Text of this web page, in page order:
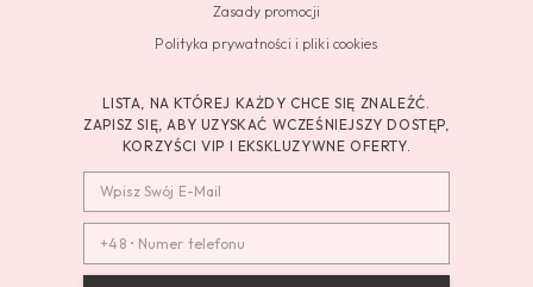
Zasady promocji
Polityka prywatności i pliki cookies
LISTA, NA KTÓREJ KAŻDY CHCE SIĘ ZNALEŹĆ.
ZAPISZ SIĘ, ABY UZYSKAĆ WCZEŚNIEJSZY DOSTĘP,
KORZYŚCI VIP I EKSKLUZYWNE OFERTY.